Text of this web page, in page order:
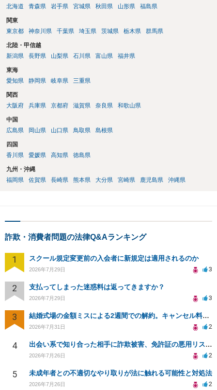
北海道
青森県 岩手県 宮城県 秋田県 山形県 福島県
関東
東京都
神奈川県 千葉県 埼玉県 茨城県 栃木県 群馬県
北陸・甲信越
新潟県
長野県 山梨県 石川県 富山県 福井県
東海
愛知県
静岡県 岐阜県 三重県
関西
大阪府
兵庫県 京都府 滋賀県 奈良県 和歌山県
中国
広島県
岡山県 山口県 鳥取県 島根県
四国
香川県
愛媛県 高知県 徳島県
九州・沖縄
福岡県
佐賀県 長崎県 熊本県 大分県 宮崎県 鹿児島県 沖縄県
詐欺・消費者問題の法律Q&Aランキング
1 スクール規定変更前の入会者に新規定は適用されるのか
2026年7月29日 3
2 支払ってしまった迷惑料は返ってきますか？
2026年7月29日 3
3 結婚式場の金額ミスによる2週間での解約。キャンセル料10万円の免除は可能か。
2026年7月31日 2
4 出会い系で知り合った相手に詐欺被害、免許証の悪用リスクと対策。
2026年7月26日 2
5 未成年者との不適切なやり取りが法に触れる可能性と対処法
2026年7月26日 2